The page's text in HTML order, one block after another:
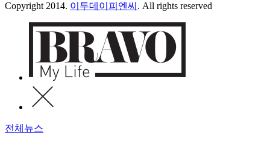
Copyright 2014. 이투데이피엔씨 . All rights reserved
전체뉴스